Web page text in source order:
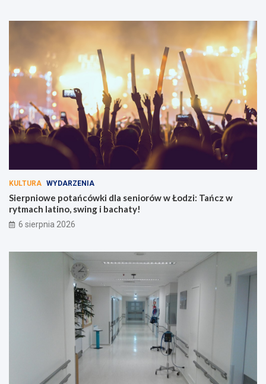
KULTURA WYDARZENIA
Sierpniowe potańcówki dla seniorów w Łodzi: Tańcz w
rytmach latino, swing i bachaty!
6 sierpnia 2026